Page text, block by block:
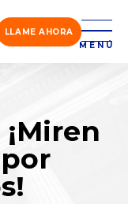
LLAME AHORA
MENÚ